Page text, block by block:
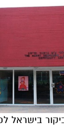
בישראל